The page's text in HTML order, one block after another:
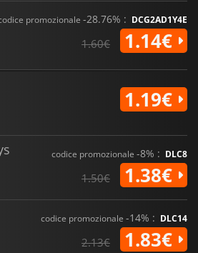
promozionale -28.76% : DCG2AD1Y4E
1.60€ 1.14€
1.19€
codice promozionale -8% : DLC8
1.50€ 1.38€
codice promozionale -14% : DLC14
2.13€ 1.83€